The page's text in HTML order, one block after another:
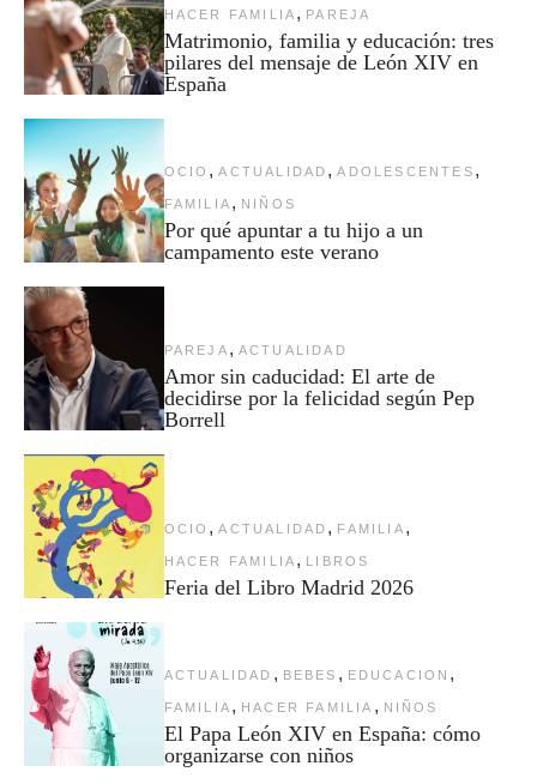
HACER FAMILIA , PAREJA
Matrimonio, familia y educación: tres
pilares del mensaje de León XIV en
España
OCIO , ACTUALIDAD , ADOLESCENTES ,
FAMILIA , NIÑOS
Por qué apuntar a tu hijo a un
campamento este verano
PAREJA , ACTUALIDAD
Amor sin caducidad: El arte de
decidirse por la felicidad según Pep
Borrell
OCIO , ACTUALIDAD , FAMILIA ,
HACER FAMILIA , LIBROS
Feria del Libro Madrid 2026
ACTUALIDAD , BEBES , EDUCACION ,
FAMILIA , HACER FAMILIA , NIÑOS
El Papa León XIV en España: cómo
organizarse con niños